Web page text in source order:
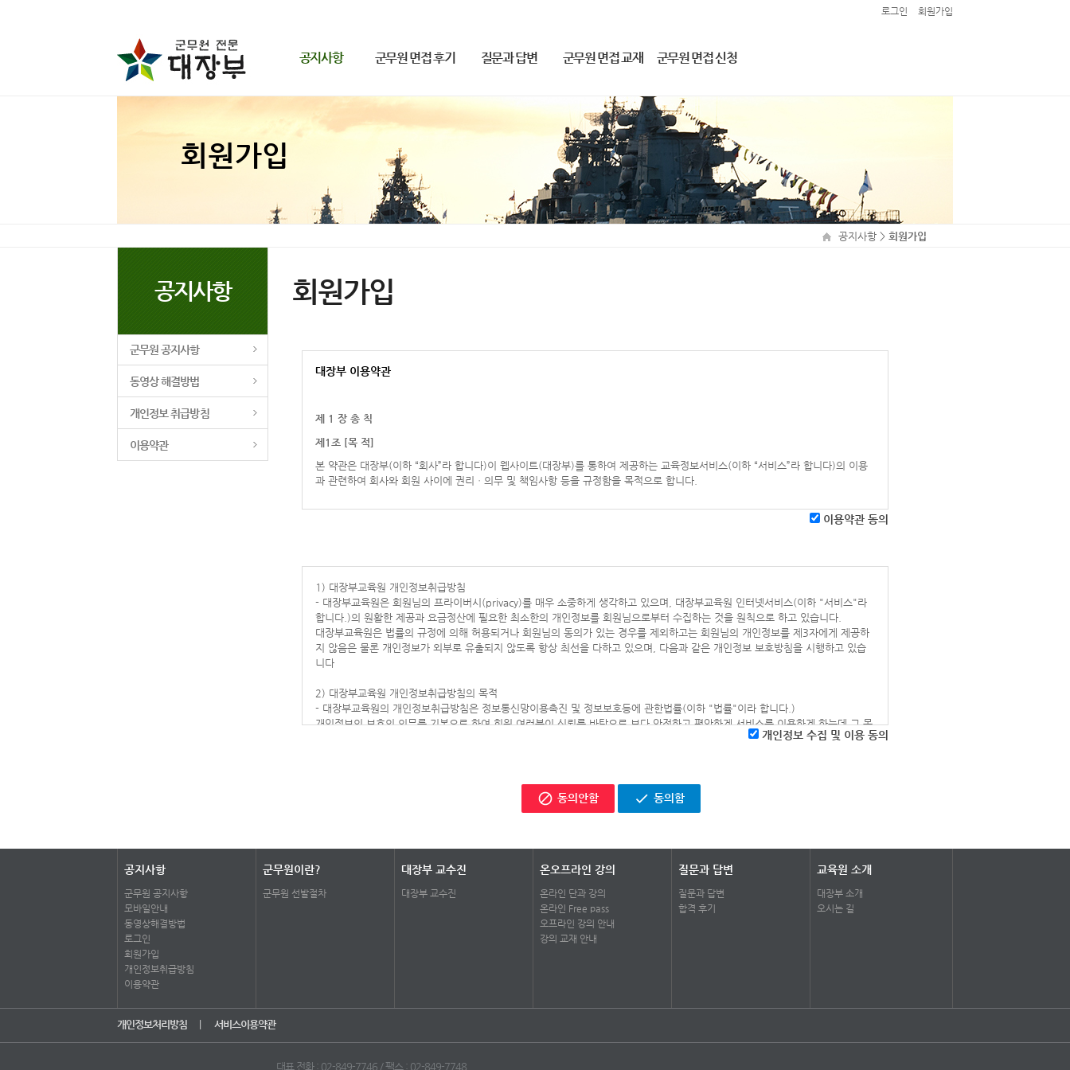
로그인 회원가입
공지사항
동영상 해결방법
군무원 면접 후기 질문과 답변
동영상 해결방법
군무원 면접 교재
군무원 면접 교재
군무원 면접 신청
2026 군무원 면접 신청
2025 얼리버드 면접 1차 (마
감)
회원가입
공지사항 > 회원가입
공지사항
군무원 공지사항
동영상 해결방법
개인정보 취급방침
이용약관
회원가입
대장부 이용약관
제 1 장 총 칙
제1조 [목 적]
본 약관은 대장부(이하 “회사”라 합니다)이 웹사이트(대장부)를 통하여 제공하는 교육정보서비스(이하 “서비스”라 합니다)의 이용
과 관련하여 회사와 회원 사이에 권리ㆍ의무 및 책임사항 등을 규정함을 목적으로 합니다.
“비회원”을 말합니다.
2. “회원”이라 함은 회사의 웹사이트에 접속하여 본 약관에 동의 함으로써 회사와 이용계약을 체결하고 아이디(ID)를 부여받은 자
로서 회사가 제공하는 정보와 서비스를 지속적으로 이용할 수 있는 자를 말합니다.
3. “콘텐츠”라 함은 회사 웹사이트에서 제공하는 온라인 강좌 및 기타 관련정보를 의미함으로서, 정보통신망이용촉진 및 정보보호
등에 관한 법률 제2조 제1항 제1호의 규정에 의한 정보통신망에서 사용되는 부호ㆍ문자ㆍ음성ㆍ음향ㆍ이미지 또는 영상 등으로
4. “아이디(ID)”라 함은 회원의 식별 및 서비스 이용을 위하여 회원이 정하고 회사가 승인하는 문자 또는 숫자의 조합을 말합니다.
5. “비밀번호(PASSWORD)”라 함은 서비스 이용 시, 아이디와 일치되는 회원임을 확인하고, 회원 개인정보 보호를 위하여, 회원 자
신이 정한 문자 또는 숫자의 조합을 말합니다.
② 전항 각호에 해당하는 정의 이외의, 기타 용어의 정의에 대하여는 거래 관행 및 관계 법령에 따릅니다.
등록번호,통신판매업 신고번호 및 개인정보관리책임자 등을 이용자가 쉽게 알 수 있도록 온라인 서비스 초기화면에 게시합니다.
회사는 이용자가 별도의 연결화면을 통하여 약관을 확인할 수 있도록 회사 웹사이트에 게시하며, 약관의 전문을 출력할 수 있도록
② 회사가 약관을 개정할 경우에는 적용일자 및 개정사유를 명시하여, 개정 전 약관과 함께 적용일 7일 전부터 회사 웹사이트에서
이용약관 동의
1) 대장부교육원 개인정보취급방침
- 대장부교육원은 회원님의 프라이버시(privacy)를 매우 소중하게 생각하고 있으며, 대장부교육원 인터넷서비스(이하 "서비스"라
합니다.)의 원활한 제공과 요금정산에 필요한 최소한의 개인정보를 회원님으로부터 수집하는 것을 원칙으로 하고 있습니다.
대장부교육원은 법률의 규정에 의해 허용되거나 회원님의 동의가 있는 경우를 제외하고는 회원님의 개인정보를 제3자에게 제공하
지 않음은 물론 개인정보가 외부로 유출되지 않도록 항상 최선을 다하고 있으며, 다음과 같은 개인정보 보호방침을 시행하고 있습
니다
2) 대장부교육원 개인정보취급방침의 목적
- 대장부교육원의 개인정보취급방침은 정보통신망이용촉진 및 정보보호등에 관한법률(이하 "법률"이라 합니다.)
개인정보의 보호의 의무를 기본으로 하여 회원 여러분이 신뢰를 바탕으로 보다 안전하고 편안하게 서비스를 이용하게 하는데 그 목
- 회원님이 제공하신 개인정보는 오직 회원님에게 최적화된 서비스를 제공하기 위해서만 수집, 이용되고 있습니다. 우선, 대장부교
육원의 이용을 위해서는 기본적으로 회원님의 실명, 이메일주소, 주소 및 연락 전화번호, 아이디(ID), 비밀번호 (가입시에 한함) 등
해 추가적인 정보를 수집할 수 있습니다.
- 상기의 방법을 통해 수집된 개인정보는 원칙적으로 해당서비스나 기타 조사 당시 고지 또는 명시된 목적이외의 용도로는 사용되
지 않습니다. 단, 회원님이 동의하거나 다음 각호의 1에 해당하는 경우에는 예외로 합니다.
2) 통계작성, 학술연구 또는 시장조사를 위하여 필요한 경우로서 특정 개인을 알아볼 수 없는 형태로 가공하여 제공 하는 경우
개인정보 수집 및 이용 동의
동의안함 동의함
공지사항
군무원 공지사항
모바일안내
동영상해결방법
로그인
회원가입
개인정보취급방침
이용약관
군무원이란?
군무원 선발절차
대장부 교수진
대장부 교수진
온오프라인 강의
온라인 단과 강의
온라인 Free pass
오프라인 강의 안내
강의 교재 안내
질문과 답변
질문과 답변
합격 후기
교육원 소개
대장부 소개
오시는 길
개인정보처리방침 서비스이용약관
대표 전화 : 02-849-7746 / 팩스 : 02-849-7748